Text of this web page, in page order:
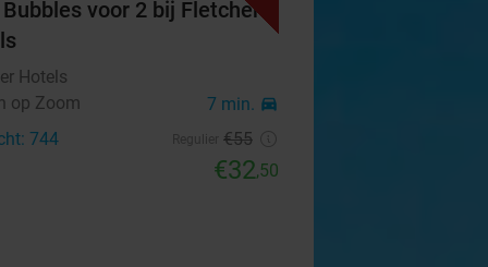
voor 2 bij Fletcher
Hotels
op Zoom
7 min. directions_car
744 €55
€32,50